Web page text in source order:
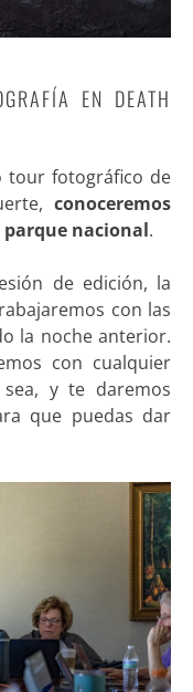
EN DEATH
tour fotográfico de
conoceremos
nacional.
de edición, la
con las
la noche anterior.
con cualquier
y te daremos
que puedas dar